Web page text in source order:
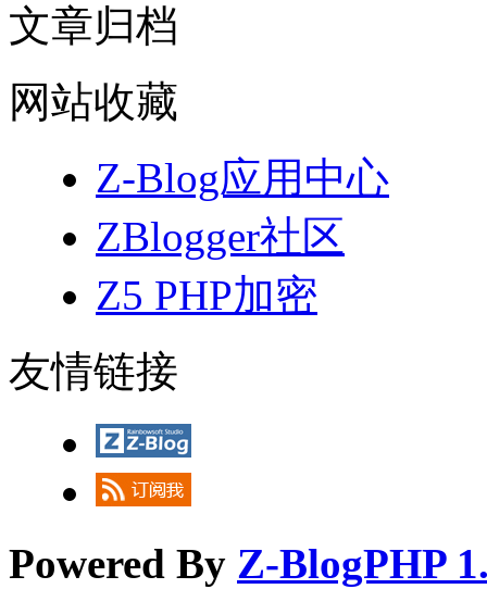
文章归档
网站收藏
Z-Blog应用中心
ZBlogger社区
Z5 PHP加密
友情链接
Powered By Z-BlogPHP